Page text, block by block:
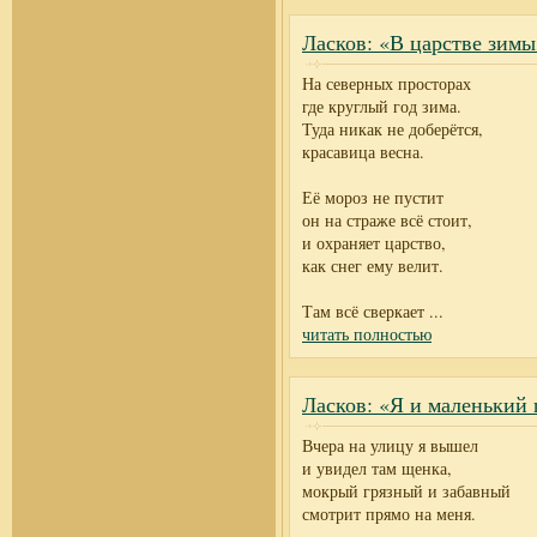
Ласков: «В царстве
На северных просторах
где круглый год зима.
Туда никак не доберётся,
красавица весна.
Её мороз не пустит
он на страже всё стоит,
и охраняет царство,
как снег ему велит.
Там всё сверкает ...
читать полностью
Ласков: «Я и маленький
Вчера на улицу я вышел
и увидел там щенка,
мокрый грязный и забавный
смотрит прямо на меня.